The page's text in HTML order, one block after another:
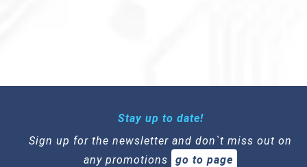
Stay up to date!
Sign up for the newsletter and don`t miss out on
any promotions
go to page